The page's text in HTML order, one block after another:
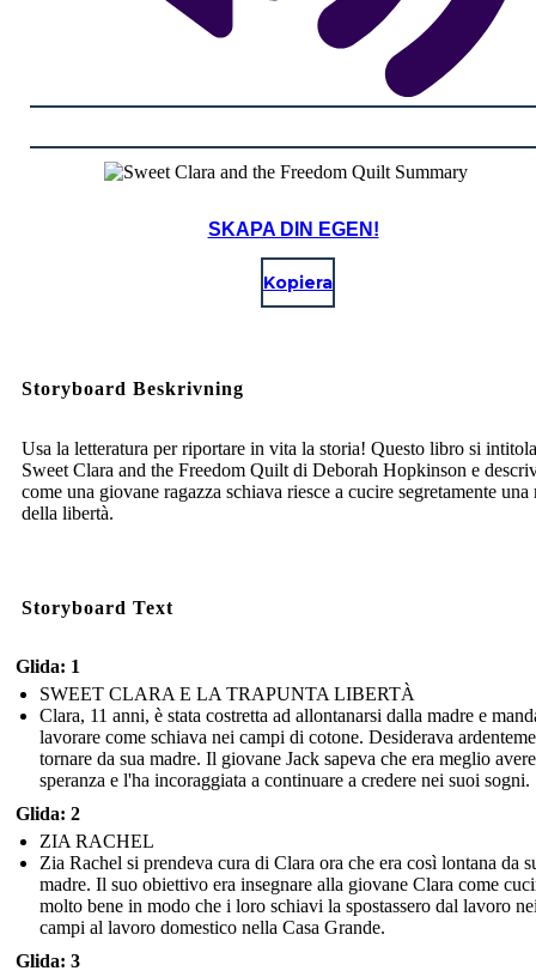
SKAPA DIN EGEN!
Kopiera
Storyboard Beskrivning
Usa la letteratura per riportare in vita la storia! Questo libro si intitola
Sweet Clara and the Freedom Quilt di Deborah Hopkinson e
come una giovane ragazza schiava riesce a cucire segretamente una
della libertà.
Storyboard Text
Glida: 1
SWEET CLARA E LA TRAPUNTA LIBERTÀ
Clara, 11 anni, è stata costretta ad allontanarsi dalla madre e
lavorare come schiava nei campi di cotone. Desiderava
tornare da sua madre. Il giovane Jack sapeva che era meglio avere
speranza e l'ha incoraggiata a continuare a credere nei suoi sogni.
Glida: 2
ZIA RACHEL
Zia Rachel si prendeva cura di Clara ora che era così lontana da
madre. Il suo obiettivo era insegnare alla giovane Clara come
molto bene in modo che i loro schiavi la spostassero dal lavoro
campi al lavoro domestico nella Casa Grande.
Glida: 3